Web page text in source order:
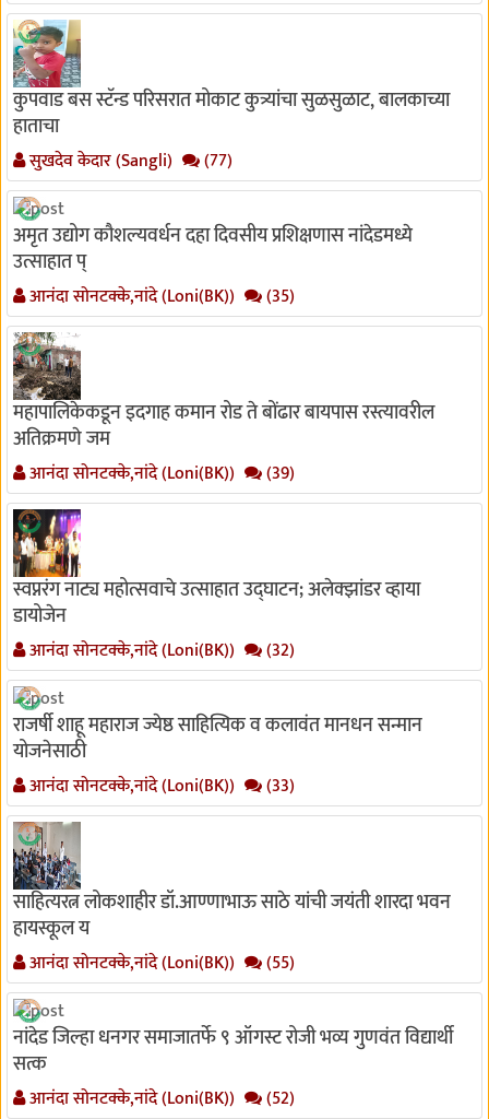
कुपवाड बस स्टॅन्ड परिसरात मोकाट कुत्र्यांचा सुळसुळाट, बालकाच्या
हाताचा
सुखदेव केदार (Sangli) (77)
अमृत उद्योग कौशल्यवर्धन दहा दिवसीय प्रशिक्षणास नांदेडमध्ये
उत्साहात प्
आनंदा सोनटक्के,नांदे (Loni(BK)) (35)
महापालिकेकडून इदगाह कमान रोड ते बोंढार बायपास रस्त्यावरील
अतिक्रमणे जम
आनंदा सोनटक्के,नांदे (Loni(BK)) (39)
स्वप्नरंग नाट्य महोत्सवाचे उत्साहात उद्घाटन; अलेक्झांडर व्हाया
डायोजेन
आनंदा सोनटक्के,नांदे (Loni(BK)) (32)
राजर्षी शाहू महाराज ज्येष्ठ साहित्यिक व कलावंत मानधन सन्मान
योजनेसाठी
आनंदा सोनटक्के,नांदे (Loni(BK)) (33)
साहित्यरत्न लोकशाहीर डॉ.आण्णाभाऊ साठे यांची जयंती शारदा भवन
हायस्कूल य
आनंदा सोनटक्के,नांदे (Loni(BK)) (55)
नांदेड जिल्हा धनगर समाजातर्फे ९ ऑगस्ट रोजी भव्य गुणवंत विद्यार्थी
सत्क
आनंदा सोनटक्के,नांदे (Loni(BK)) (52)